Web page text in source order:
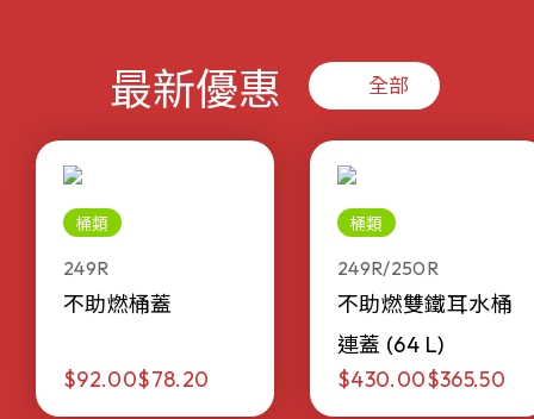
最新優惠 全部
桶類
249R
不助燃桶蓋
$92.00$78.20
桶類
249R/250R
不助燃雙鐵耳水桶
連蓋 (64 L)
$430.00$365.50